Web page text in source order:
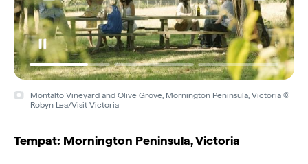
Montalto Vineyard and Olive Grove, Mornington Peninsula, Victoria ©
Robyn Lea/Visit Victoria
Tempat: Mornington Peninsula, Victoria